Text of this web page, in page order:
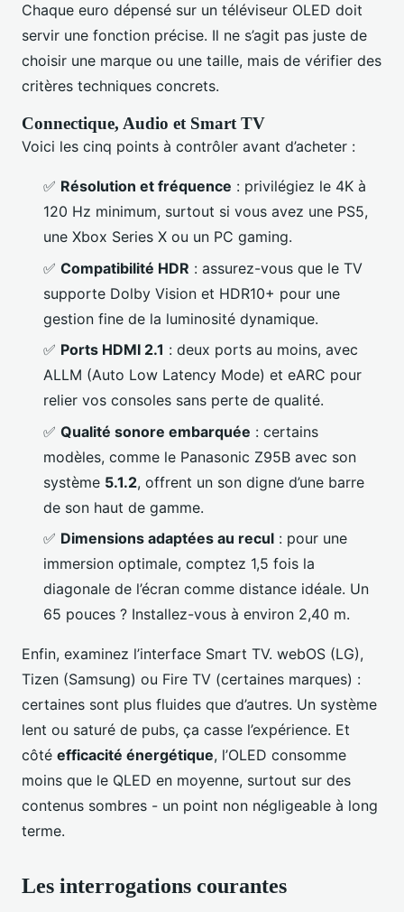
Chaque euro dépensé sur un téléviseur OLED doit
servir une fonction précise. Il ne s’agit pas juste de
choisir une marque ou une taille, mais de vérifier des
critères techniques concrets.
Connectique, Audio et Smart TV
Voici les cinq points à contrôler avant d’acheter :
✅ Résolution et fréquence : privilégiez le 4K à
120 Hz minimum, surtout si vous avez une PS5,
une Xbox Series X ou un PC gaming.
✅ Compatibilité HDR : assurez-vous que le TV
supporte Dolby Vision et HDR10+ pour une
gestion fine de la luminosité dynamique.
✅ Ports HDMI 2.1 : deux ports au moins, avec
ALLM (Auto Low Latency Mode) et eARC pour
relier vos consoles sans perte de qualité.
✅ Qualité sonore embarquée : certains
modèles, comme le Panasonic Z95B avec son
système 5.1.2, offrent un son digne d’une barre
de son haut de gamme.
✅ Dimensions adaptées au recul : pour une
immersion optimale, comptez 1,5 fois la
diagonale de l’écran comme distance idéale. Un
65 pouces ? Installez-vous à environ 2,40 m.
Enfin, examinez l’interface Smart TV. webOS (LG),
Tizen (Samsung) ou Fire TV (certaines marques) :
certaines sont plus fluides que d’autres. Un système
lent ou saturé de pubs, ça casse l’expérience. Et
côté efficacité énergétique, l’OLED consomme
moins que le QLED en moyenne, surtout sur des
contenus sombres - un point non négligeable à long
terme.
Les interrogations courantes